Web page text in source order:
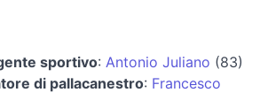
sportivo: Antonio Juliano (83)
di pallacanestro: Francesco